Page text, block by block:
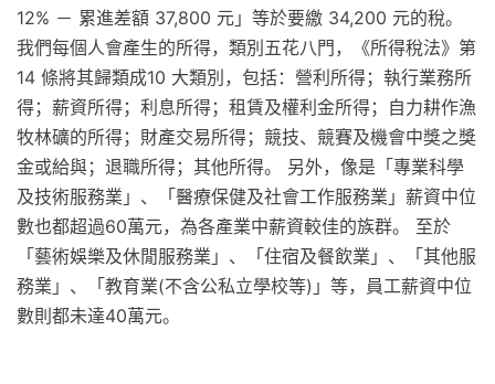
12% － 累進差額 37,800 元」等於要繳 34,200 元的稅。
我們每個人會產生的所得，類別五花八門，《所得稅法》第
14 條將其歸類成10 大類別，包括：營利所得；執行業務所
得；薪資所得；利息所得；租賃及權利金所得；自力耕作漁
牧林礦的所得；財產交易所得；競技、競賽及機會中獎之獎
金或給與；退職所得；其他所得。 另外，像是「專業科學
及技術服務業」、「醫療保健及社會工作服務業」薪資中位
數也都超過60萬元，為各產業中薪資較佳的族群。 至於
「藝術娛樂及休閒服務業」、「住宿及餐飲業」、「其他服
務業」、「教育業(不含公私立學校等)」等，員工薪資中位
數則都未達40萬元。